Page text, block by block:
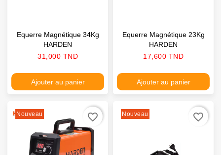
Equerre Magnétique 34Kg
HARDEN
Prix
31,000 TND
Ajouter au panier
Equerre Magnétique 23Kg
HARDEN
Prix
17,600 TND
Ajouter au panier
Nouveau favorite_border Nouveau favorite_border